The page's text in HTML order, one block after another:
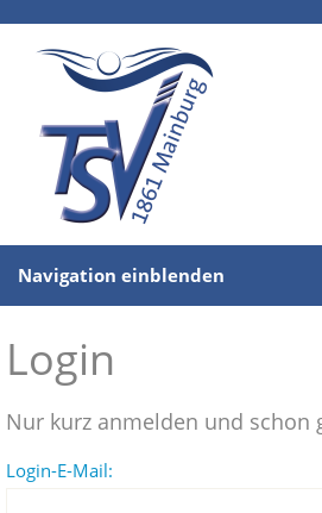
Navigation einblenden
Login
Nur kurz anmelden und schon
Login-E-Mail: